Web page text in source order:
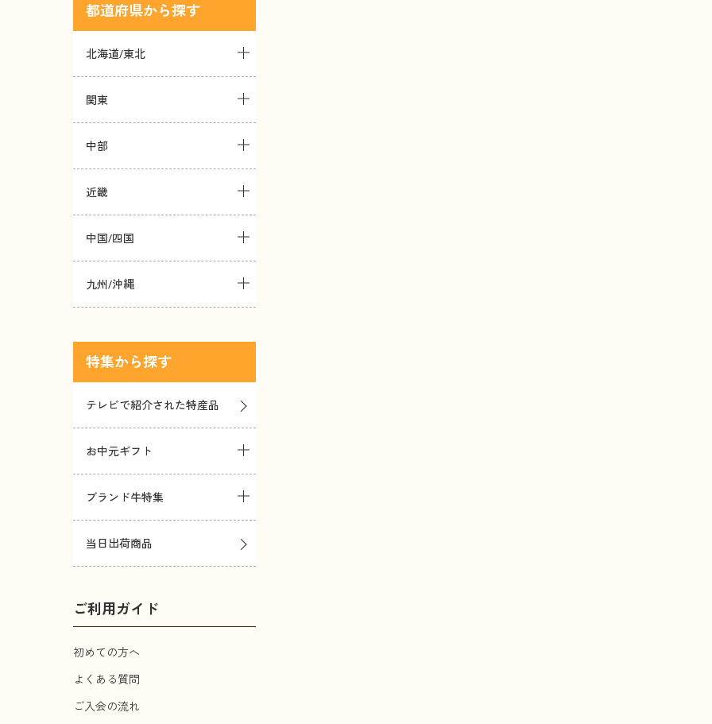
都道府県
北海道/東北
関東
中部
近畿
中国/四国
九州/沖縄
特集
テレビで紹介された特産品
お中元ギフト
ブランド牛特集
当日出荷商品
ご利用ガイド
初めての方へ
よくある質問
ご入会の流れ